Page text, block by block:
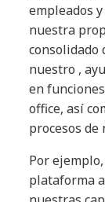
empleados
nuestra
consolidado
nuestro ,
en
office, así
procesos de
Por
plataforma